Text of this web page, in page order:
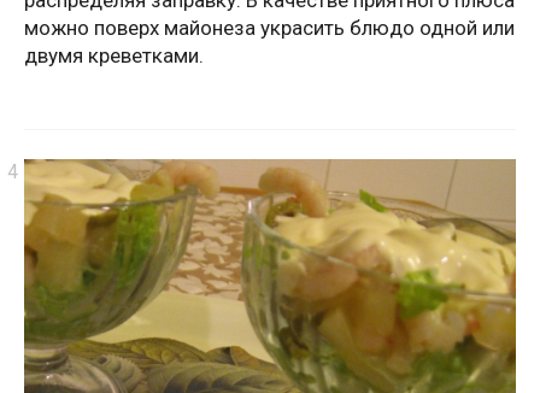
можно поверх майонеза украсить блюдо одной или
двумя креветками.